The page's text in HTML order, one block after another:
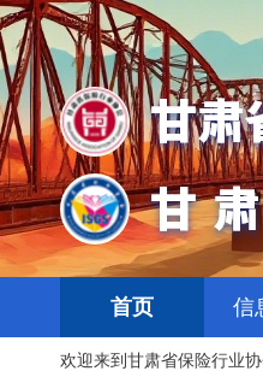
首页 信
欢迎来到 甘肃省保险行业